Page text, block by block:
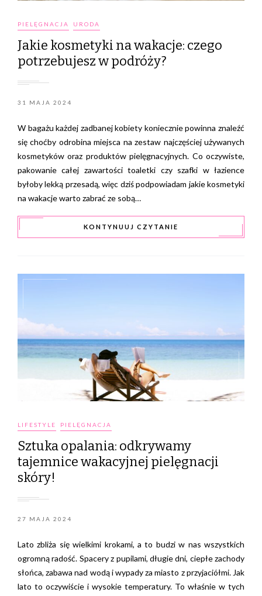
PIELĘGNACJA URODA
Jakie kosmetyki na wakacje: czego
potrzebujesz w podróży?
31 MAJA 2024
W bagażu każdej zadbanej kobiety koniecznie powinna znaleźć
się choćby odrobina miejsca na zestaw najczęściej używanych
kosmetyków oraz produktów pielęgnacyjnych. Co oczywiste,
pakowanie całej zawartości toaletki czy szafki w łazience
byłoby lekką przesadą, więc dziś podpowiadam jakie kosmetyki
na wakacje warto zabrać ze sobą…
KONTYNUUJ CZYTANIE
LIFESTYLE PIELĘGNACJA
Sztuka opalania: odkrywamy
tajemnice wakacyjnej pielęgnacji
skóry!
27 MAJA 2024
Lato zbliża się wielkimi krokami, a to budzi w nas wszystkich
ogromną radość. Spacery z pupilami, długie dni, ciepłe zachody
słońca, zabawa nad wodą i wypady za miasto z przyjaciółmi. Jak
lato to oczywiście i wysokie temperatury. To właśnie w tych